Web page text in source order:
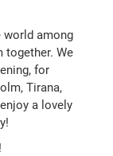
world among
together. We
for
Tirana,
a lovely